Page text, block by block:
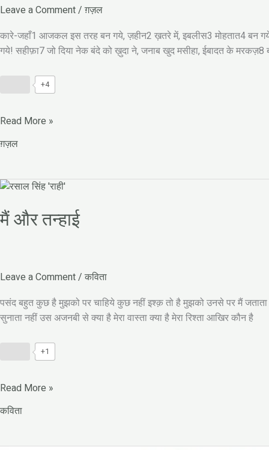
Leave a Comment/ ग़ज़ल
कारे-जहाँ1 आजकल इस तरह बन गये, ज़हीन2 ख़तरे में, इबलीस3 मोहतात4 बन
गये! सहीफ़ा7 जो दिया नेक बंदे को ख़ुदा ने, जनाब खुद मसीहा, ईबादत के
+4
Read More »
ग़ज़ल
मैं और तन्हाई
Leave a Comment/ कविता
पसंद बहुत कुछ है मुझको पर चाहिये कुछ नहीं इश्क़ तो है मुझको उनसे पर मैं
सुनाता नहीं उस अजनबी से क्या है मेरा वास्ता क्या है मेरा रिश्ता आखिर कौन है
+1
मैं
तन्हाई
Read More »
कविता